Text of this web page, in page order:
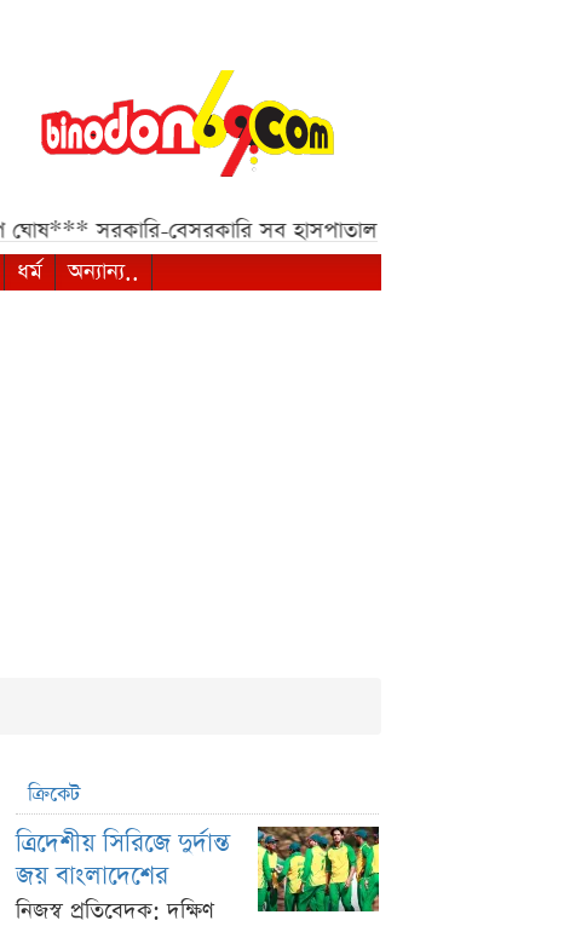
সরকারি-বেসরকারি সব হাসপাতাল ও ক্লিনিকের জন্য হাইকোর্টের
ধর্ম অন্যান্য..
ক্রিকেট
ত্রিদেশীয় সিরিজে দুর্দান্ত
জয় বাংলাদেশের
নিজস্ব প্রতিবেদক: দক্ষিণ